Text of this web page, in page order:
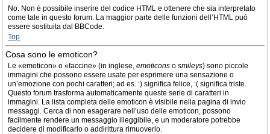
No. Non è possibile inserire del codice HTML e ottenere che sia interpretato
come tale in questo forum. La maggior parte delle funzioni dell’HTML può
essere sostituita dal BBCode.
Top
Cosa sono le emoticon?
Le «emoticon» o «faccine» (in inglese, emoticons o smileys) sono piccole
immagini che possono essere usate per esprimere una sensazione o
un’emozione con pochi caratteri; ad es. :) significa felice, :( significa triste.
Questo forum trasforma automaticamente queste serie di caratteri in
immagini. La lista completa delle emoticon è visibile nella pagina di invio
messaggi. Cerca di non esagerare nell’uso delle emoticon, possono
facilmente rendere un messaggio illeggibile, e un moderatore potrebbe
decidere di modificarlo o addirittura rimuoverlo.